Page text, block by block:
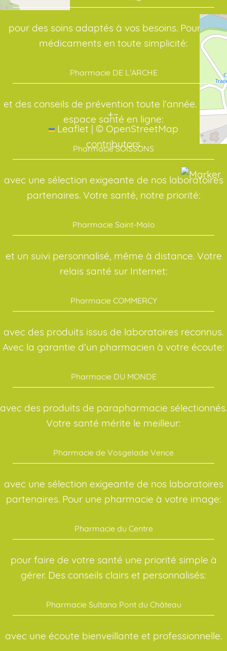
+−
Leaflet | © OpenStreetMap
contributors
pour des soins adaptés à vos besoins. Pour vos
médicaments en toute simplicité:
Pharmacie DE L’ARCHE
et des conseils de prévention toute l’année. Votre
espace santé en ligne:
Pharmacie SOISSONS
avec une sélection exigeante de nos laboratoires
partenaires. Votre santé, notre priorité:
Pharmacie Saint-Malo
et un suivi personnalisé, même à distance. Votre
relais santé sur Internet:
Pharmacie COMMERCY
avec des produits issus de laboratoires reconnus.
Avec la garantie d’un pharmacien à votre écoute:
Pharmacie DU MONDE
avec des produits de parapharmacie sélectionnés.
Votre santé mérite le meilleur:
Pharmacie de Vosgelade Vence
avec une sélection exigeante de nos laboratoires
partenaires. Pour une pharmacie à votre image:
Pharmacie du Centre
pour faire de votre santé une priorité simple à
gérer. Des conseils clairs et personnalisés:
Pharmacie Sultana Pont du Château
avec une écoute bienveillante et professionnelle.